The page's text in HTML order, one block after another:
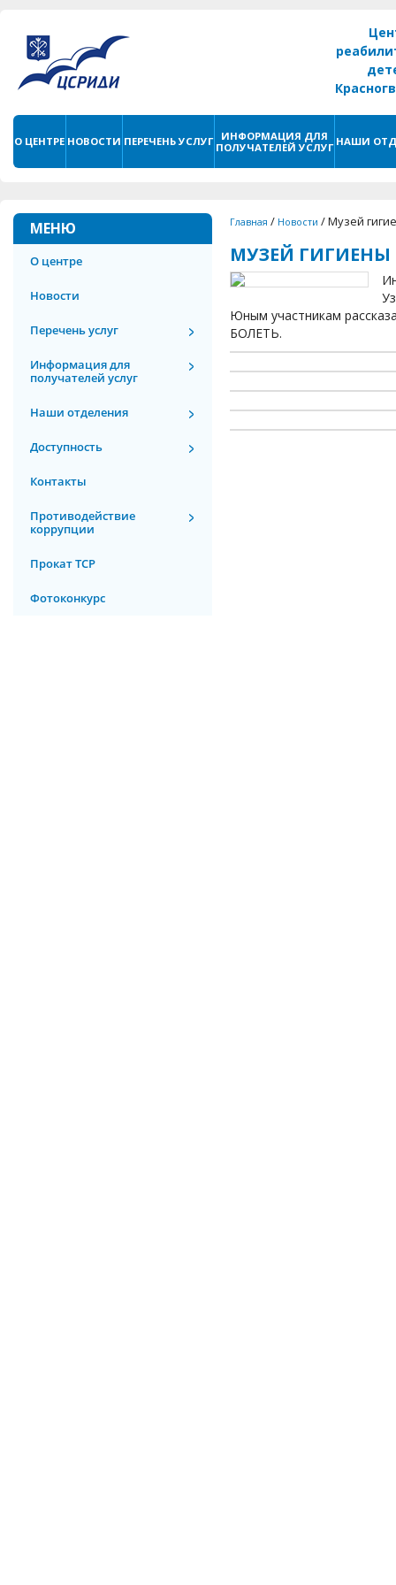
О ЦЕНТРЕ НОВОСТИ ПЕРЕЧЕНЬ УСЛУГ
ИНФОРМАЦИЯ ДЛЯ
ПОЛУЧАТЕЛЕЙ УСЛУГ НАШИ
МЕНЮ
О центре
Новости
Перечень услуг
Информация для
получателей услуг
Наши отделения
Доступность
Контакты
Противодействие
коррупции
Прокат ТСР
Фотоконкурс
Главная / Новости /Музей
МУЗЕЙ ГИГИЕНЫ
Юным участникам
БОЛЕТЬ.